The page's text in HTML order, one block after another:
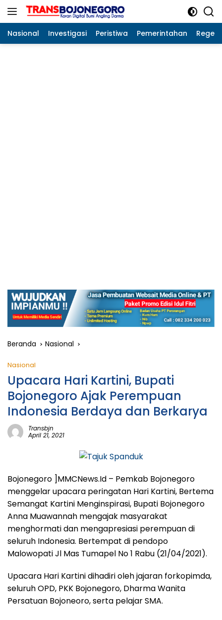
Langsung
Nasional Investigasi Peristiwa Pemerintahan
Beranda Nasional
Nasional
Upacara Hari Kartini, Bupati
Bojonegoro Ajak Perempuan
Indonesia Berdaya dan Berkarya
Transbjn
April 21, 2021
Bojonegoro ]MMCNews.Id – Pemkab Bojonegoro
menggelar upacara peringatan Hari Kartini, Bertema
Semangat Kartini Menginspirasi, Bupati Bojonegoro
Anna Muawannah mengajak masyarakat
menghormati dan mengapresiasi perempuan di
seluruh Indonesia. Bertempat di pendopo
Malowopati Jl Mas Tumapel No 1 Rabu (21/04/2021).
Upacara Hari Kartini dihadiri oleh jajaran forkopimda,
seluruh OPD, PKK Bojonegoro, Dharma Wanita
Persatuan Bojoneoro, serta pelajar SMA.